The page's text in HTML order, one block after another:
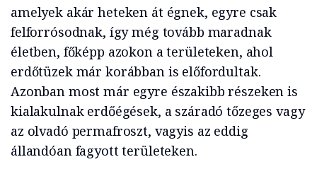
amelyek akár heteken át égnek, egyre csak
felforrósodnak, így még tovább maradnak
életben, főképp azokon a területeken, ahol
erdőtüzek már korábban is előfordultak.
Azonban most már egyre északibb részeken is
kialakulnak erdőégések, a száradó tőzeges vagy
az olvadó permafroszt, vagyis az eddig
állandóan fagyott területeken.